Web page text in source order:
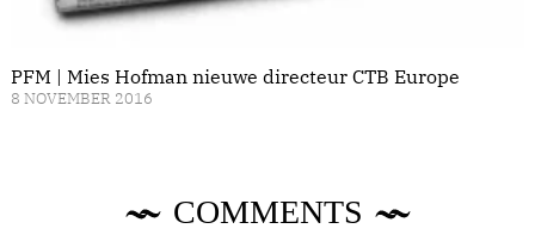
PFM | Mies Hofman nieuwe directeur CTB Europe
8 NOVEMBER 2016
COMMENTS